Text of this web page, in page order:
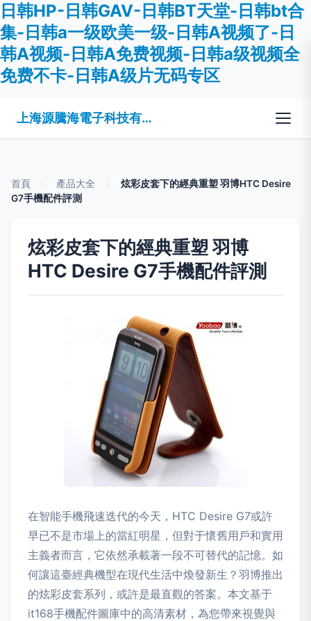
日韩HP-日韩GAV-日韩BT天堂-日韩bt合
集-日韩a一级欧美一级-日韩A视频了-日
韩A视频-日韩A免费视频-日韩a级视频全
免费不卡-日韩A级片无码专区
上海源騰海電子科技有限公司
首頁 產品大全
炫彩皮套下的經典重塑 羽博HTC Desire
G7手機配件評測
炫彩皮套下的經典重塑 羽博
HTC Desire G7手機配件評測
在智能手機飛速迭代的今天，HTC Desire G7或許
早已不是市場上的當紅明星，但對于懷舊用戶和實用
主義者而言，它依然承載著一段不可替代的記憶。如
何讓這臺經典機型在現代生活中煥發新生？羽博推出
的炫彩皮套系列，或許是最直觀的答案。本文基于
it168手機配件圖庫中的高清素材，為您帶來視覺與